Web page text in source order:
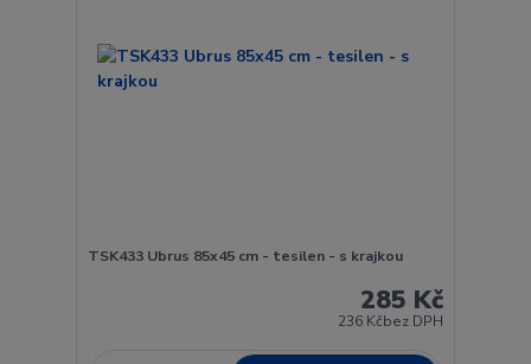
TSK433 Ubrus 85x45 cm - tesilen - s krajkou
285 Kč
236 Kčbez DPH